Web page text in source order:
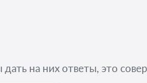
на них ответы, это